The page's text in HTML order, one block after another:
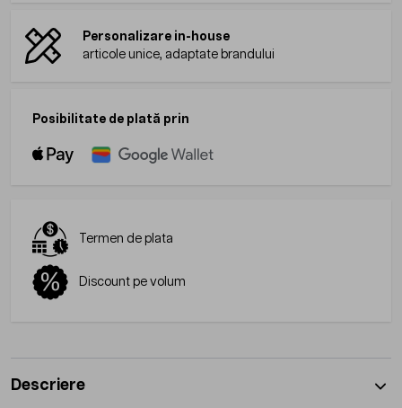
Personalizare in-house
articole unice, adaptate brandului
Posibilitate de plată prin
Termen de plata
Discount pe volum
Descriere